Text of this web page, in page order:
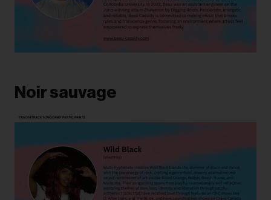
Noir sauvage